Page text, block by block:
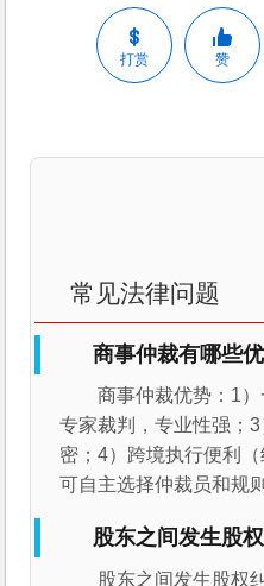
打赏 赞
常见法律问题
商事仲裁有哪些
商事仲裁优势：1）
专家裁判，专业性强；
密；4）跨境执行便利
可自主选择仲裁员和规则
股东之间发生股
股东之间发生股权